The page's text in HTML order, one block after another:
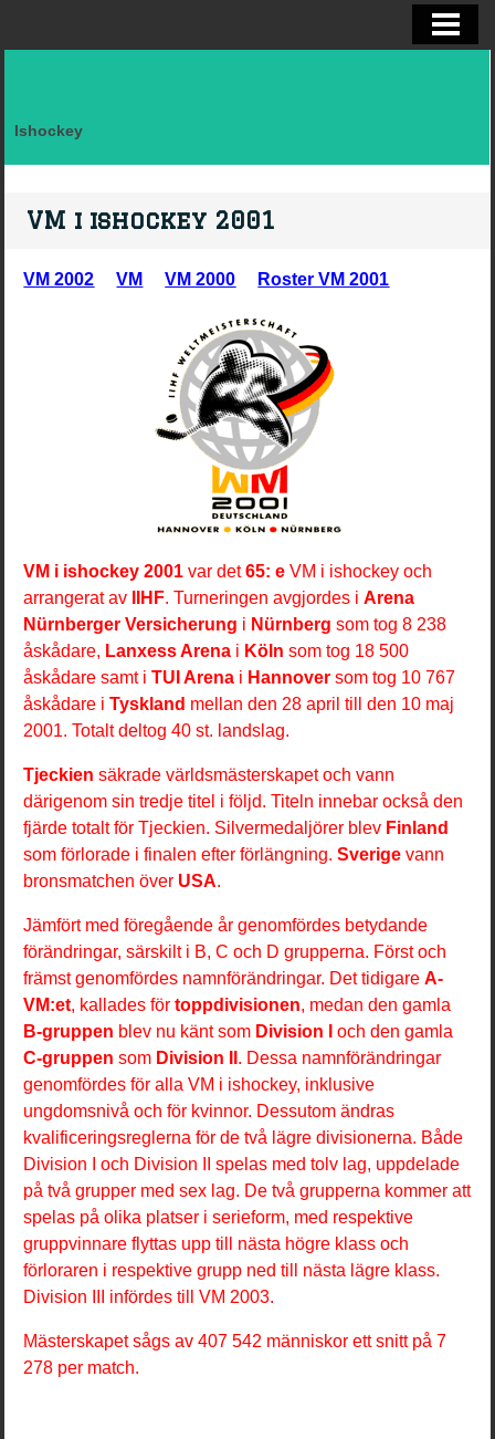
Ishockey
VM i ishockey 2001
VM 2002 VM VM 2000 Roster VM 2001
VM i ishockey 2001var det65: e VM i ishockey och
arrangerat av
IIHF. Turneringen avgjordes iArena
Nürnberger Versicherung i Nürnbergsom tog 8 238
åskådare, Lanxess Arena i Köln som tog 18 500
åskådare samt iTUI Arena i Hannover som tog 10 767
åskådare iTyskland mellan den 28 april till den 10 maj
2001. Totalt deltog 40 st. landslag.
Tjeckien säkrade världsmästerskapet och vann
därigenom sin tredje titel i följd. Titeln innebar också den
fjärde totalt för Tjeckien. Silvermedaljörer blev Finland
som förlorade i finalen efter förlängning.Sverige vann
bronsmatchen över USA.
Jämfört med föregående år genomfördes betydande
förändringar, särskilt i B, C och D grupperna. Först och
främst genomfördes namnförändringar. Det tidigareA-
VM:et, kallades förtoppdivisionen, medan den gamla
B-gruppen blev nu känt som Division I
och den gamla
C-gruppen som Division II . Dessa namnförändringar
genomfördes för alla VM i ishockey, inklusive
ungdomsnivå och för kvinnor. Dessutom ändras
kvalificeringsreglerna för de två lägre divisionerna. Både
Division I och Division II spelas med tolv lag, uppdelade
på två grupper med sex lag. De två grupperna kommer att
spelas på olika platser i serieform, med respektive
gruppvinnare flyttas upp till nästa högre klass och
förloraren i respektive grupp ned till nästa lägre klass.
Division III infördes till VM 2003.
Mästerskapet sågs av 407 542 människor ett snitt på 7
278 per match.